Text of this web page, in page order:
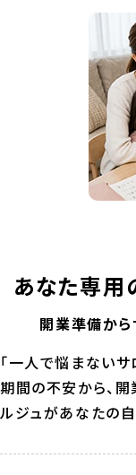
あなた専用
開業準備から
「一人で悩まないサ
期間の不安から、
ルジュがあなたの